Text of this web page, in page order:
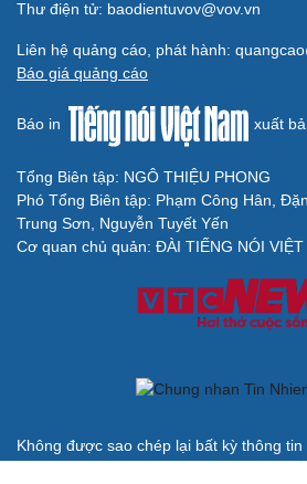
BÁO ĐIỆN TỬ TIẾNG NÓI
Trụ sở: 37 Bà Triệu, phường Cửa Nam,
Điện thoại: 84-24-22105148, 84-24-
Thư điện tử: baodientuvov@vov.vn
Liên hệ quảng cáo, phát hành:
Phó Tổng Biên tập: Phạm Công Hân,